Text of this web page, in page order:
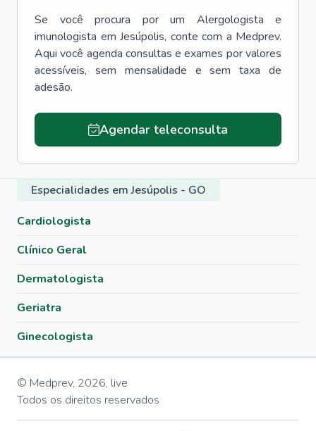
Se você procura por um
Alergologista e
imunologista em Jesúpolis, conte com a Medprev.
Aqui você agenda consultas e exames por valores
acessíveis, sem mensalidade e sem taxa de
adesão.
Agendar teleconsulta
Especialidades em Jesúpolis - GO
Cardiologista
Clínico Geral
Dermatologista
Geriatra
Ginecologista
© Medprev, 2026, live
Todos os direitos reservados